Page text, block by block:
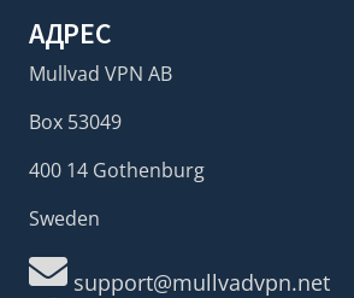
АДРЕС
Mullvad VPN AB
Box 53049
400 14 Gothenburg
Sweden
support@mullvadvpn.net